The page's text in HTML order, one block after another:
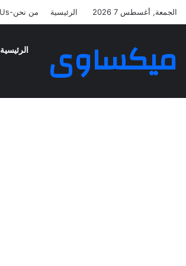
الجمعة, أغسطس 7 2026 الرئيسية من نحن-About Us
ميكساوى الرئيسية